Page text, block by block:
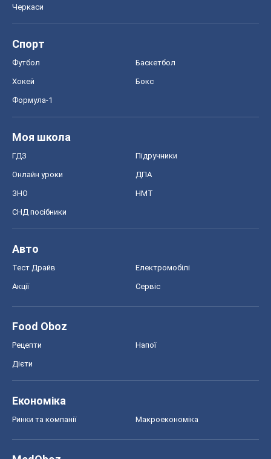
Черкаси
Спорт
Футбол Баскетбол
Хокей Бокс
Формула-1
Моя школа
ГДЗ Підручники
Онлайн уроки ДПА
ЗНО НМТ
СНД посібники
Авто
Тест Драйв Електромобілі
Акції Сервіс
Food Oboz
Рецепти Напої
Дієти
Економіка
Ринки та компанії Макроекономіка